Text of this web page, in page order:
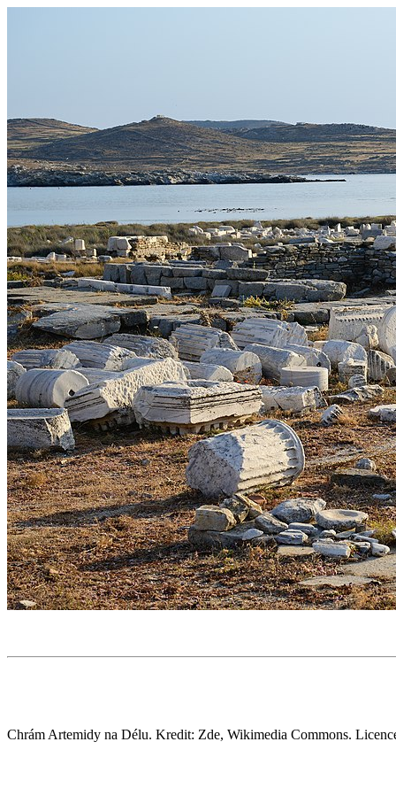
Chrám Artemidy na Délu. Kredit: Zde, Wikimedia Commons.